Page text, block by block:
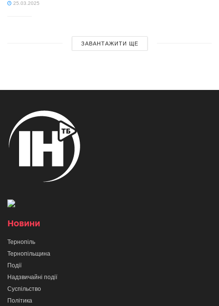
25.03.2025
ЗАВАНТАЖИТИ ЩЕ
Новини
Тернопіль
Тернопільщина
Події
Надзвичайні події
Суспільство
Політика